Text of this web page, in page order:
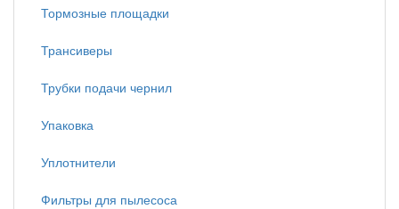
Тормозные площадки
Трансиверы
Трубки подачи чернил
Упаковка
Уплотнители
Фильтры для пылесоса